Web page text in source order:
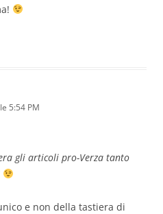
5:54 PM
gli articoli pro-Verza tanto
e non della tastiera di